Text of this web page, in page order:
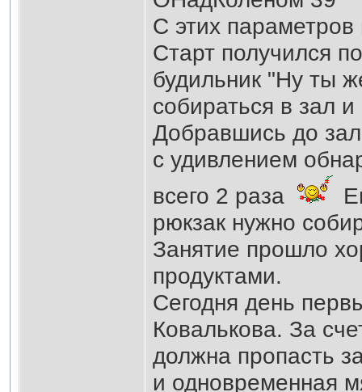
С этих параметров
Старт получился
будильник "Ну ты
собираться в зал
Добравшись до
с удивлением
всего 2 раза
рюкзак нужно
Занятие прошло
продуктами.
Сегодня день
Ковалькова. За
должна пропасть
и одновременная